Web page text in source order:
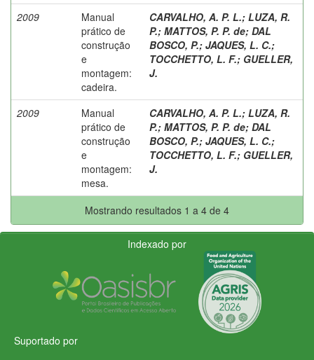
2009
Manual
prático de
construção
e
montagem:
cadeira.
CARVALHO, A. P. L.; LUZA, R.
P.; MATTOS, P. P. de; DAL
BOSCO, P.; JAQUES, L. C.;
TOCCHETTO, L. F.; GUELLER,
J.
2009
Manual
prático de
construção
e
montagem:
mesa.
CARVALHO, A. P. L.; LUZA, R.
P.; MATTOS, P. P. de; DAL
BOSCO, P.; JAQUES, L. C.;
TOCCHETTO, L. F.; GUELLER,
J.
Mostrando resultados 1 a 4 de 4
Indexado por
Suportado por